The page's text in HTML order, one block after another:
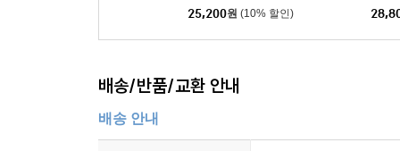
25,200원 (10% 할인)
배송/반품/교환 안내
배송 안내